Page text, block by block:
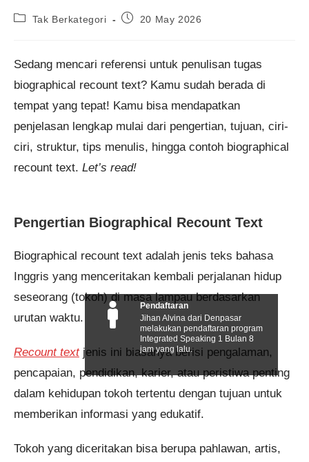
PostTak Berkategori
Post20 May 2026
Sedang mencari referensi untuk penulisan tugas
biographical recount text? Kamu sudah berada di
tempat yang tepat! Kamu bisa mendapatkan
penjelasan lengkap mulai dari pengertian, tujuan, ciri-
ciri, struktur, tips menulis, hingga contoh biographical
recount text. Let’s read!
Pengertian Biographical Recount Text
Biographical recount text adalah jenis teks bahasa
Inggris yang menceritakan kembali perjalanan hidup
seseorang (tokoh) di masa lampau berdasarkan
urutan waktu.
Recount textjenis ini biasanya berisi pengalaman,
pencapaian, pendidikan, karier, atau peristiwa penting
dalam kehidupan tokoh tertentu dengan tujuan untuk
memberikan informasi yang edukatif.
Tokoh yang diceritakan bisa berupa pahlawan, artis,
Pendaftaran
Jihan Alvina dari Denpasar
melakukan pendaftaran program
Integrated Speaking 1 Bulan 8
jam yang lalu.